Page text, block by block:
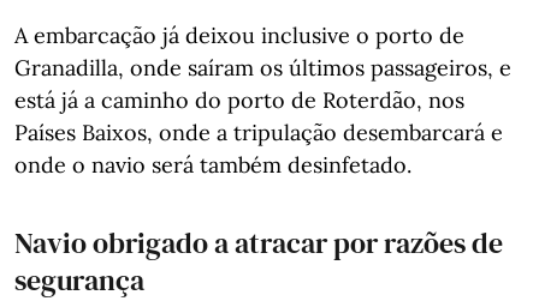
A embarcação já deixou inclusive o porto de
Granadilla, onde saíram os últimos passageiros, e
está já a caminho do porto de Roterdão, nos
Países Baixos, onde a tripulação desembarcará e
onde o navio será também desinfetado.
Navio obrigado a atracar por razões de
segurança